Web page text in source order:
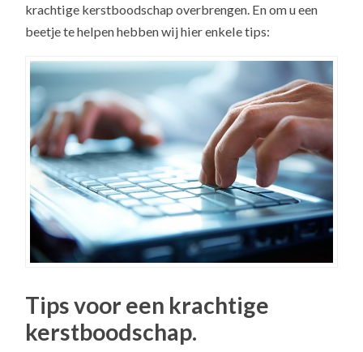
krachtige kerstboodschap overbrengen. En om u een
beetje te helpen hebben wij hier enkele tips:
Tips voor een krachtige
kerstboodschap.